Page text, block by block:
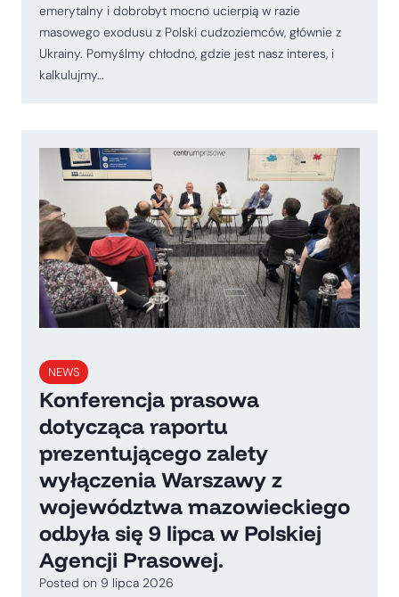
emerytalny i dobrobyt mocno ucierpią w razie
masowego exodusu z Polski cudzoziemców, głównie z
Ukrainy. Pomyślmy chłodno, gdzie jest nasz interes, i
kalkulujmy…
NEWS
Konferencja prasowa
dotycząca raportu
prezentującego zalety
wyłączenia Warszawy z
województwa mazowieckiego
odbyła się 9 lipca w Polskiej
Agencji Prasowej.
Posted on 9 lipca 2026